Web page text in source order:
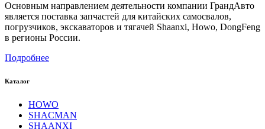
Основным направлением деятельности компании ГрандАвто
является поставка запчастей для китайских самосвалов,
погрузчиков, экскаваторов и тягачей Shaanxi, Howo, DongFeng
в регионы России.
Подробнее
Каталог
HOWO
SHACMAN
SHAANXI